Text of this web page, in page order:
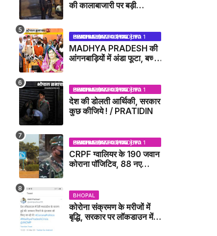
की कालाबाजारी पर बड़ी
BHOPAL SAMACHAR | NO 1 HINDI NEWS PORTAL OF CENTRAL INDIA (MADHYA PRADESH)
MADHYA PRADESH की
आंगनबाड़ियों में अंडा फूटा, बच्चों
BHOPAL SAMACHAR | NO 1 HINDI NEWS PORTAL OF CENTRAL INDIA (MADHYA PRADESH)
देश की डोलती आर्थिकी, सरकार
कुछ कीजिये ! / PRATIDIN
BHOPAL SAMACHAR | NO 1 HINDI NEWS PORTAL OF CENTRAL INDIA (MADHYA PRADESH)
CRPF ग्वालियर के 190 जवान
कोराना पॉजिटिव, 88 नए
BHOPAL
कोरोना संक्रमण के मरीजों में
बृद्धि, सरकार पर लॉकडाउन में